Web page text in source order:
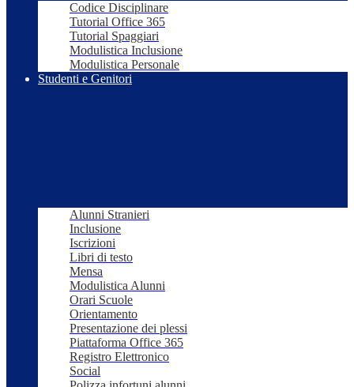
Codice Disciplinare
Tutorial Office 365
Tutorial Spaggiari
Modulistica Inclusione
Modulistica Personale
Studenti e Genitori
Alunni Stranieri
Inclusione
Iscrizioni
Libri di testo
Mensa
Modulistica Alunni
Orari Scuole
Orientamento
Presentazione dei plessi
Piattaforma Office 365
Registro Elettronico
Social